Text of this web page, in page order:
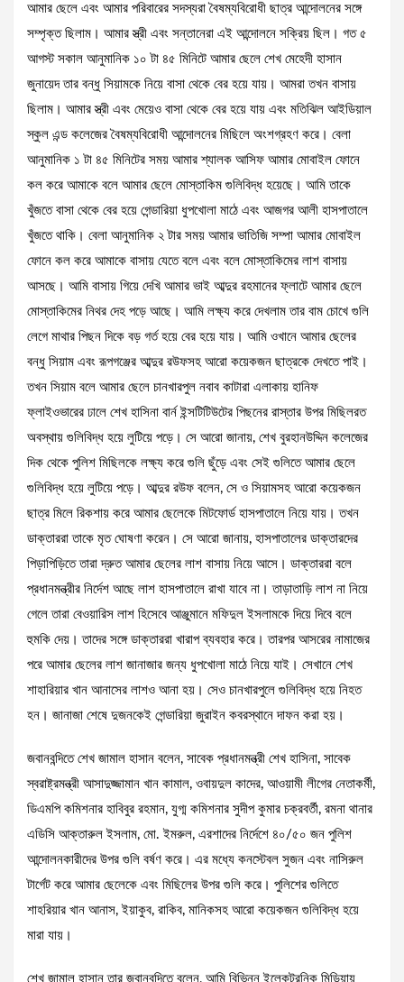
আমার ছেলে এবং আমার পরিবারের সদস্যরা বৈষম্যবিরোধী ছাত্র আন্দোলনের সঙ্গে
সম্পৃক্ত ছিলাম। আমার স্ত্রী এবং সন্তানেরা এই আন্দোলনে সক্রিয় ছিল। গত ৫
আগস্ট সকাল আনুমানিক ১০ টা ৪৫ মিনিটে আমার ছেলে শেখ মেহেদী হাসান
জুনায়েদ তার বন্ধু সিয়ামকে নিয়ে বাসা থেকে বের হয়ে যায়। আমরা তখন বাসায়
ছিলাম। আমার স্ত্রী এবং মেয়েও বাসা থেকে বের হয়ে যায় এবং মতিঝিল আইডিয়াল
স্কুল এন্ড কলেজের বৈষম্যবিরোধী আন্দোলনের মিছিলে অংশগ্রহণ করে। বেলা
আনুমানিক ১ টা ৪৫ মিনিটের সময় আমার শ্যালক আসিফ আমার মোবাইল ফোনে
কল করে আমাকে বলে আমার ছেলে মোস্তাকিম গুলিবিদ্ধ হয়েছে। আমি তাকে
খুঁজতে বাসা থেকে বের হয়ে গেন্ডারিয়া ধুপখোলা মাঠে এবং আজগর আলী হাসপাতালে
খুঁজতে থাকি। বেলা আনুমানিক ২ টার সময় আমার ভাতিজি সম্পা আমার মোবাইল
ফোনে কল করে আমাকে বাসায় যেতে বলে এবং বলে মোস্তাকিমের লাশ বাসায়
আসছে। আমি বাসায় গিয়ে দেখি আমার ভাই আব্দুর রহমানের ফ্লাটে আমার ছেলে
মোস্তাকিমের নিথর দেহ পড়ে আছে। আমি লক্ষ্য করে দেখলাম তার বাম চোখে গুলি
লেগে মাথার পিছন দিকে বড় গর্ত হয়ে বের হয়ে যায়। আমি ওখানে আমার ছেলের
বন্ধু সিয়াম এবং রূপগঞ্জের আব্দুর রউফসহ আরো কয়েকজন ছাত্রকে দেখতে পাই।
তখন সিয়াম বলে আমার ছেলে চানখারপুল নবাব কাটারা এলাকায় হানিফ
ফ্লাইওভারের ঢালে শেখ হাসিনা বার্ন ইন্সটিটিউটের পিছনের রাস্তার উপর মিছিলরত
অবস্থায় গুলিবিদ্ধ হয়ে লুটিয়ে পড়ে। সে আরো জানায়, শেখ বুরহানউদ্দিন কলেজের
দিক থেকে পুলিশ মিছিলকে লক্ষ্য করে গুলি ছুঁড়ে এবং সেই গুলিতে আমার ছেলে
গুলিবিদ্ধ হয়ে লুটিয়ে পড়ে। আব্দুর রউফ বলেন, সে ও সিয়ামসহ আরো কয়েকজন
ছাত্র মিলে রিকশায় করে আমার ছেলেকে মিটফোর্ড হাসপাতালে নিয়ে যায়। তখন
ডাক্তাররা তাকে মৃত ঘোষণা করেন। সে আরো জানায়, হাসপাতালের ডাক্তারদের
পিড়াপিড়িতে তারা দ্রুত আমার ছেলের লাশ বাসায় নিয়ে আসে। ডাক্তাররা বলে
প্রধানমন্ত্রীর নির্দেশ আছে লাশ হাসপাতালে রাখা যাবে না। তাড়াতাড়ি লাশ না নিয়ে
গেলে তারা বেওয়ারিস লাশ হিসেবে আঞ্জুমানে মফিদুল ইসলামকে দিয়ে দিবে বলে
হুমকি দেয়। তাদের সঙ্গে ডাক্তাররা খারাপ ব্যবহার করে। তারপর আসরের নামাজের
পরে আমার ছেলের লাশ জানাজার জন্য ধুপখোলা মাঠে নিয়ে যাই। সেখানে শেখ
শাহারিয়ার খান আনাসের লাশও আনা হয়। সেও চানখারপুলে গুলিবিদ্ধ হয়ে নিহত
হন। জানাজা শেষে দুজনকেই গেন্ডারিয়া জুরাইন কবরস্থানে দাফন করা হয়।
জবানবন্দিতে শেখ জামাল হাসান বলেন, সাবেক প্রধানমন্ত্রী শেখ হাসিনা, সাবেক
স্বরাষ্ট্রমন্ত্রী আসাদুজ্জামান খান কামাল, ওবায়দুল কাদের, আওয়ামী লীগের নেতাকর্মী,
ডিএমপি কমিশনার হাবিবুর রহমান, যুগ্ম কমিশনার সুদীপ কুমার চক্রবর্তী, রমনা থানার
এডিসি আক্তারুল ইসলাম, মো. ইমরুল, এরশাদের নির্দেশে ৪০/৫০ জন পুলিশ
আন্দোলনকারীদের উপর গুলি বর্ষণ করে। এর মধ্যে কনস্টেবল সুজন এবং নাসিরুল
টার্গেট করে আমার ছেলেকে এবং মিছিলের উপর গুলি করে। পুলিশের গুলিতে
শাহরিয়ার খান আনাস, ইয়াকুব, রাকিব, মানিকসহ আরো কয়েকজন গুলিবিদ্ধ হয়ে
মারা যায়।
শেখ জামাল হাসান তার জবানবন্দিতে বলেন, আমি বিভিন্ন ইলেকট্রনিক মিডিয়ায়